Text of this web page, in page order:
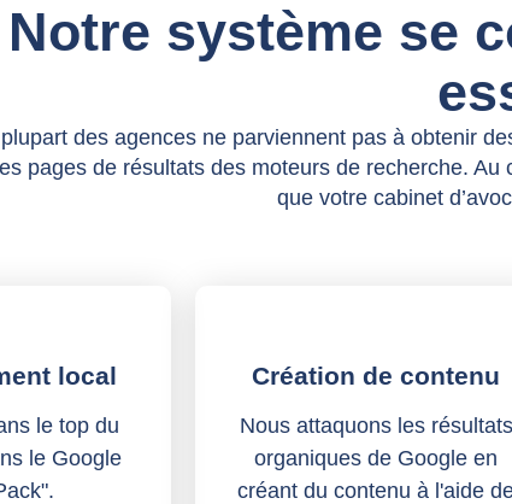
Notre système se
des agences ne parviennent pas à obtenir
pages de résultats des moteurs de recherche.
que votre cabinet
local
le top du
le Google
Création de contenu
Nous attaquons les résultats
organiques de Google en
créant du contenu à l'aide